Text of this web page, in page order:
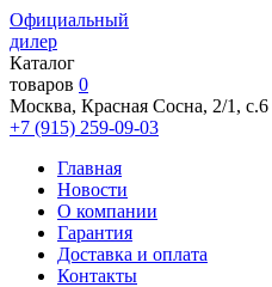
Официальный
дилер
Каталог
товаров 0
Москва, Красная Сосна, 2/1, с.6
+7 (915) 259-09-03
Главная
Новости
О компании
Гарантия
Доставка и оплата
Контакты